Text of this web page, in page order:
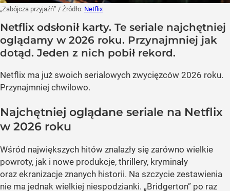
„Zabójcza przyjaźń” / Źródło: Netflix
Netflix odsłonił karty. Te seriale najchętniej
oglądamy w 2026 roku. Przynajmniej jak
dotąd. Jeden z nich pobił rekord.
Netflix ma już swoich serialowych zwycięzców 2026 roku.
Przynajmniej chwilowo.
Najchętniej oglądane seriale na Netflix
w 2026 roku
Wśród największych hitów znalazły się zarówno wielkie
powroty, jak i nowe produkcje, thrillery, kryminały
oraz ekranizacje znanych historii. Na szczycie zestawienia
nie ma jednak wielkiej niespodzianki. „Bridgerton” po raz